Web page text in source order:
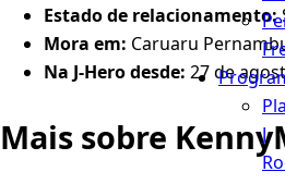
J
Estado de relacionamento:
Mora em: Caruaru
Na J-Hero desde: 27 de
Mais sobre